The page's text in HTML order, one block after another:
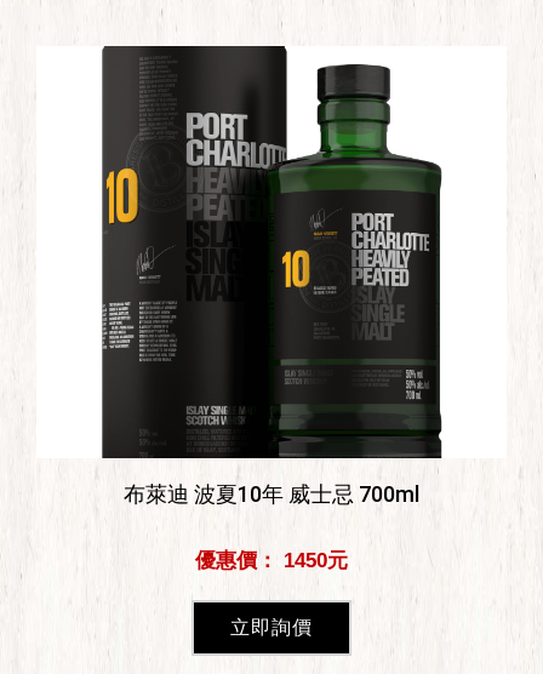
布萊迪 波夏10年 威士忌 700ml
優惠價： 1450元
立即詢價